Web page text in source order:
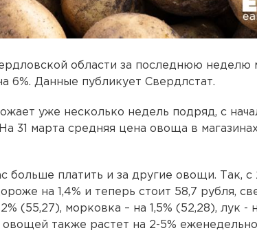
области за последнюю неделю
6%. Данные публикует Свердлстат.
уже несколько недель подряд, с
31 марта средняя цена овоща в
больше платить и за другие овощи. Так, с
на 1,4% и теперь стоит 58,7 рубля,
(55,27), морковка – на 1,5% (52,28), лук -
овощей также растет на 2-5% еженедельно